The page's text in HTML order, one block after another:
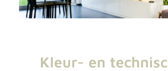
Kleur- en